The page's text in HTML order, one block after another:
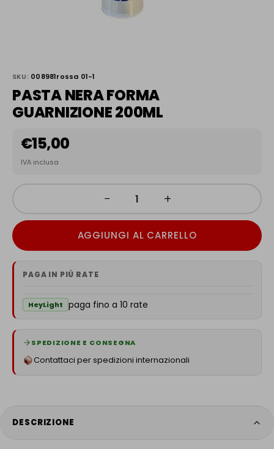
SKU: 008981rossa 01-1
PASTA NERA FORMA
GUARNIZIONE 200ML
€15,00
IVA inclusa
− +
AGGIUNGI AL CARRELLO
PAGA IN PIÙ RATE
HeyLight paga fino a 10 rate
SPEDIZIONE E CONSEGNA
Contattaci per spedizioni internazionali
DESCRIZIONE